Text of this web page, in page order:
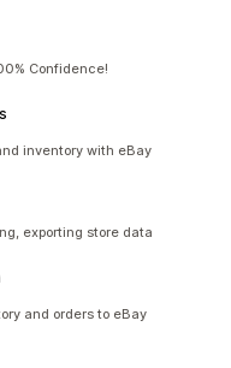
Confidence!
inventory with eBay
exporting store data
and orders to eBay